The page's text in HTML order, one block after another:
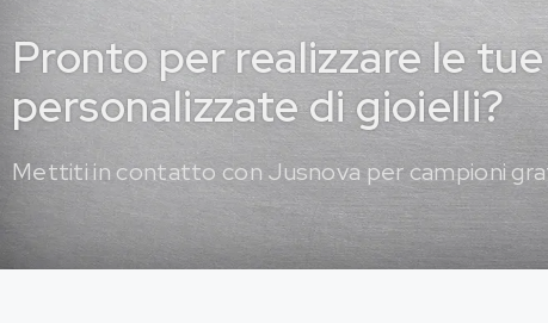
Pronto per realizzare le
personalizzate di gioielli?
Mettiti in contatto con Jusnova per campioni